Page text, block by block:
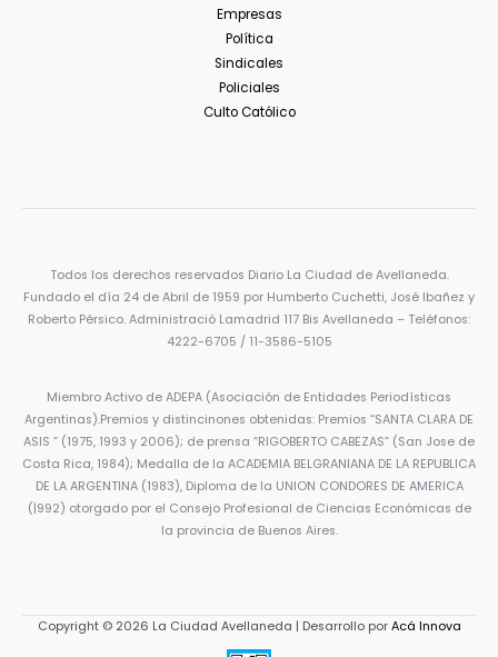
Empresas
Política
Sindicales
Policiales
Culto Católico
Todos los derechos reservados Diario La Ciudad de Avellaneda.
Fundado el día 24 de Abril de 1959 por Humberto Cuchetti, José Ibañez y
Roberto Pérsico. Administració Lamadrid 117 Bis Avellaneda – Teléfonos:
4222-6705 / 11-3586-5105
Miembro Activo de ADEPA (Asociación de Entidades Periodísticas
Argentinas).Premios y distincinones obtenidas: Premios “SANTA CLARA DE
ASIS ” (1975, 1993 y 2006); de prensa “RIGOBERTO CABEZAS” (San Jose de
Costa Rica, 1984); Medalla de la ACADEMIA BELGRANIANA DE LA REPUBLICA
DE LA ARGENTINA (1983), Diploma de la UNION CONDORES DE AMERICA
(|992) otorgado por el Consejo Profesional de Ciencias Económicas de
la provincia de Buenos Aires.
Copyright © 2026 La Ciudad Avellaneda | Desarrollo por Acá Innova